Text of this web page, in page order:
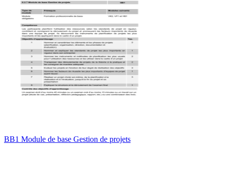
BB1 Module de base Gestion de projets